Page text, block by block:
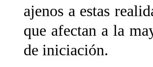
ajenos a estas
que afectan a la
de iniciación.